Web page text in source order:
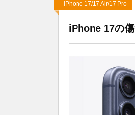
iPhone 17/17 Air/17 Pro
iPhone 17の